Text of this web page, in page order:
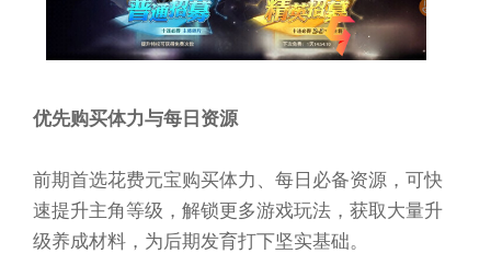
优先购买体力与每日资源
前期首选花费元宝购买体力、每日必备资源，可快
速提升主角等级，解锁更多游戏玩法，获取大量升
级养成材料，为后期发育打下坚实基础。